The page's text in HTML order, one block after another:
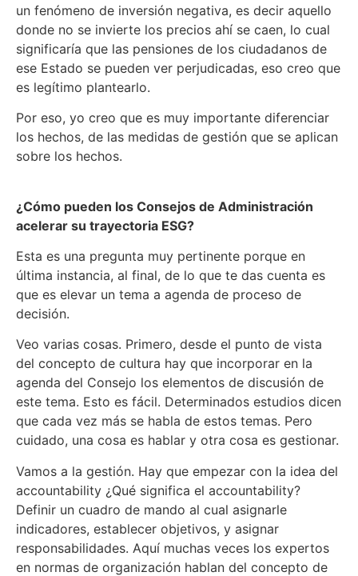
un fenómeno de inversión negativa, es decir aquello
donde no se invierte los precios ahí se caen, lo cual
significaría que las pensiones de los ciudadanos de
ese Estado se pueden ver perjudicadas, eso creo que
es legítimo plantearlo.
Por eso, yo creo que es muy importante diferenciar
los hechos, de las medidas de gestión que se aplican
sobre los hechos.
¿Cómo pueden los Consejos de Administración
acelerar su trayectoria ESG?
Esta es una pregunta muy pertinente porque en
última instancia, al final, de lo que te das cuenta es
que es elevar un tema a agenda de proceso de
decisión.
Veo varias cosas. Primero, desde el punto de vista
del concepto de cultura hay que incorporar en la
agenda del Consejo los elementos de discusión de
este tema. Esto es fácil. Determinados estudios dicen
que cada vez más se habla de estos temas. Pero
cuidado, una cosa es hablar y otra cosa es gestionar.
Vamos a la gestión. Hay que empezar con la idea del
accountability ¿Qué significa el accountability?
Definir un cuadro de mando al cual asignarle
indicadores, establecer objetivos, y asignar
responsabilidades. Aquí muchas veces los expertos
en normas de organización hablan del concepto de